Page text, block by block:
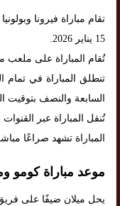
تقام مباراة فيرونا
15 يناير 2026.
تُقام المباراة على ملعب
تنطلق المباراة في
السابعة والنصف بتوقيت
تُنقل المباراة عبر
المباراة تشهد صراعًا
موعد مباراة كومو
يحل ميلان ضيفًا على